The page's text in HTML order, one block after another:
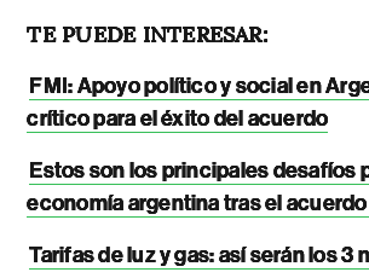
TE PUEDE INTERESAR:
FMI: Apoyo político y social en
crítico para el éxito del acuerdo
Estos son los principales desafíos
economía argentina tras el
Tarifas de luz y gas: así serán los 3